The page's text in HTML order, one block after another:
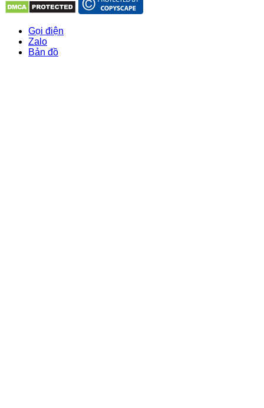
Gọi điện
Zalo
Bản đồ